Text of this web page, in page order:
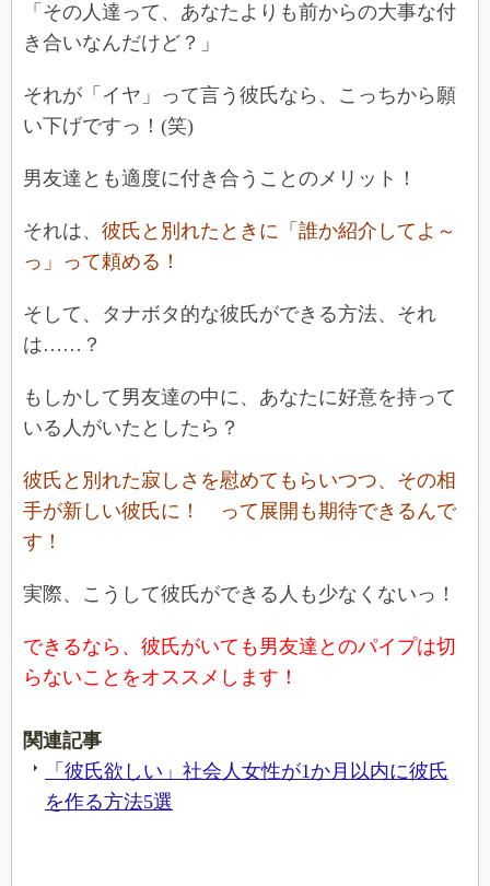
「その人達って、あなたよりも前からの大事な付
き合いなんだけど？」
それが「イヤ」って言う彼氏なら、こっちから願
い下げですっ！(笑)
男友達とも適度に付き合うことのメリット！
それは、 彼氏と別れたときに「誰か紹介してよ～
っ」って頼める！
そして、タナボタ的な彼氏ができる方法、それ
は……？
もしかして男友達の中に、あなたに好意を持って
いる人がいたとしたら？
彼氏と別れた寂しさを慰めてもらいつつ、その相
手が新しい彼氏に！ って展開も期待できるんで
す！
実際、こうして彼氏ができる人も少なくないっ！
できるなら、彼氏がいても男友達とのパイプは切
らないことをオススメします！
関連記事
「彼氏欲しい」社会人女性が1か月以内に彼氏
を作る方法5選